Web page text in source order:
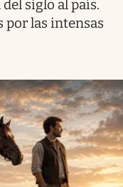
siglo al país.
por las intensas